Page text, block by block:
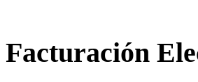
Facturación